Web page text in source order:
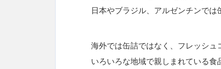
日本やブラジル、アルゼンチンでは
海外では缶詰ではなく、フレッシュ
いろいろな地域で親しまれている食